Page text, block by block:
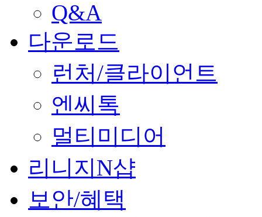
Q&A
다운로드
런처/클라이언트
엔씨톡
멀티미디어
리니지N샵
보안/혜택